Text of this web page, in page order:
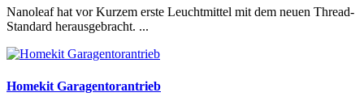
Nanoleaf hat vor Kurzem erste Leuchtmittel mit dem neuen Thread-
Standard herausgebracht. ...
Homekit Garagentorantrieb